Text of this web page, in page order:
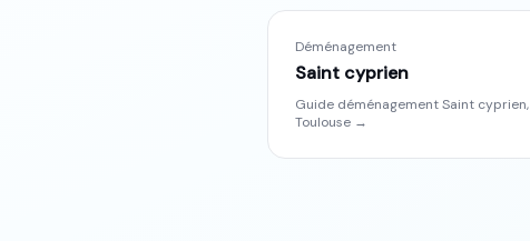
Déménagement
Saint cyprien
Guide déménagementSaint cyprien,
Toulouse →